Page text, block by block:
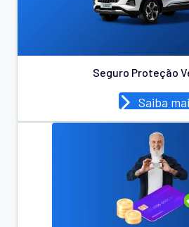
Seguro Proteção
Saiba